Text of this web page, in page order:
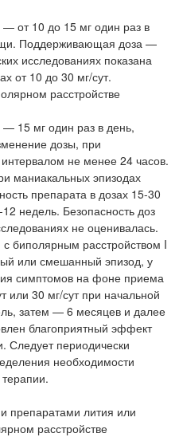
от 10 до 15 мг один раз в
Поддерживающая доза —
исследованиях показана
от 10 до 30 мг/сут.
расстройстве
15 мг один раз в день,
дозы, при
не менее 24 часов.
маниакальных эпизодах
препарата в дозах 15-30
недель. Безопасность доз
не оценивалась.
биполярным расстройством I
или смешанный эпизод, у
симптомов на фоне приема
или 30 мг/сут при начальной
затем — 6 месяцев и далее
благоприятный эффект
Следует периодически
необходимости
препаратами лития или
расстройстве